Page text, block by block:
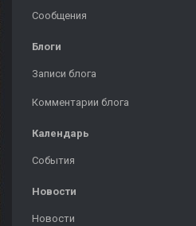
Сообщения
Блоги
Записи блога
Комментарии блога
Календарь
События
Новости
Новости